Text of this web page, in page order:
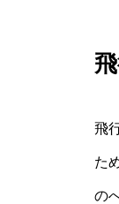
飛
た
の